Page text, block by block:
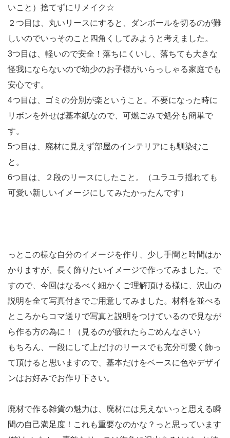
いこと）捨てずにリメイク☆
２つ目は、丸いリースにすると、ダンボールを切るのが難
しいのでいっそのこと四角くしてみようと考えました。
3つ目は、軽いので安全！落ちにくいし、落ちても大きな
怪我にならないので幼少のお子様がいらっしゃる家庭でも
安心です。
4つ目は、ゴミの分別が楽ということ。不要になった時に
リボンを外せば基本紙なので、可燃ごみで処分も簡単で
す。
5つ目は、廃材に見えず部屋のインテリアにも馴染むこ
と。
6つ目は、２段のリースにしたこと。（ユラユラ揺れても
可愛い新しいイメージにしてみたかったんです）
っとこの様な自分のイメージを作り、少し手間と時間はか
かりますが、長く飾りたいイメージで作ってみました。で
すので、今回はなるべく細かくご理解頂ける様に、沢山の
説明を全て写真付きでご用意してみました。材料を並べる
ところからコマ送りで写真と説明をつけているので見なが
ら作る方の為に！（見るのが疲れたらごめんなさい）
もちろん、一段にして上だけのリースでも充分可愛く飾っ
て頂けると思いますので、基本だけをベースに色やデザイ
ンはお好みでお作り下さい。
廃材で作る雑貨の魅力は、廃材には見えないっと思える瞬
間の自己満足度！これも重要なのかな？っと思っています